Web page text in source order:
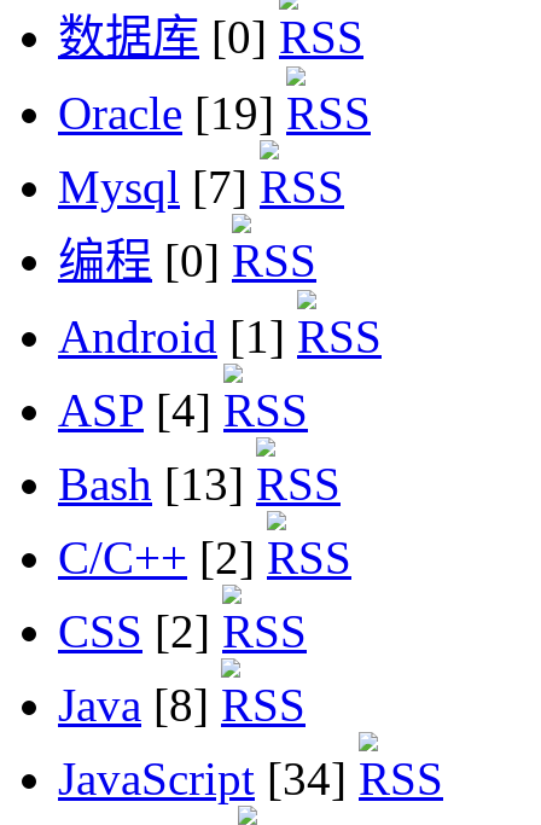
数据库 [0]
Oracle [19]
Mysql [7]
编程 [0]
Android [1]
ASP [4]
Bash [13]
C/C++ [2]
CSS [2]
Java [8]
JavaScript [34]